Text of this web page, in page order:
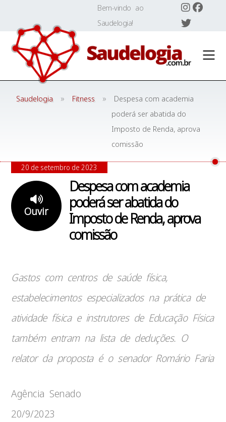
content
Bem-vindo ao
Saudelogia!
Saudelogia » Fitness »
Despesa com academia
poderá ser abatida do
Imposto de Renda, aprova
comissão
Despesa com academia
poderá ser abatida do
Imposto de Renda, aprova
comissão
Ouvir
20 de setembro de 2023
Gastos com centros de saúde física,
estabelecimentos especializados na prática de
atividade física e instrutores de Educação Física
também entram na lista de deduções. O
relator da proposta é o senador Romário Faria
Agência Senado
20/9/2023